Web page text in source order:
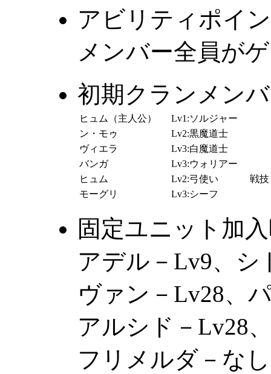
アビリティポイ
メンバー全員が
初期クランメン
ヒュム（主人公）
Lv1:ソルジャー
ン・モゥ
Lv2:黒魔道士
ヴィエラ
Lv3:白魔道士
バンガ
Lv3:ウォリアー
ヒュム
Lv2:弓使い
戦技
モーグリ
Lv3:シーフ
固定ユニット加
アデル－Lv9、シ
ヴァン－Lv28、
アルシド－Lv28
フリメルダ－な